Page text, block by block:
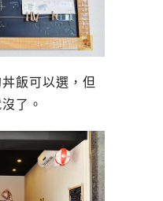
飯可以選，但
了。